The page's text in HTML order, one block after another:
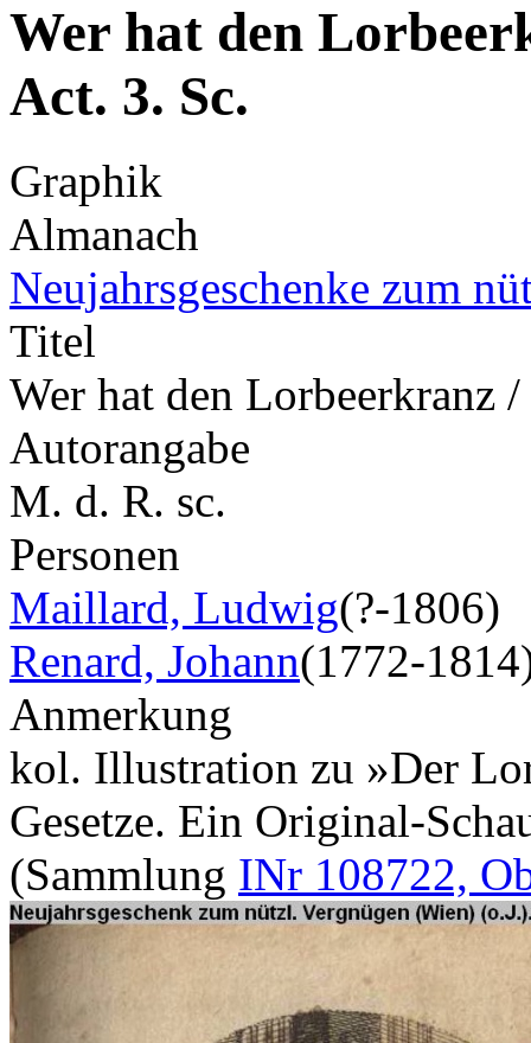
Wer hat den
Act. 3. Sc.
Graphik
Almanach
Neujahrsgeschenke zum
Titel
Wer hat den Lorbeerkranz
Autorangabe
M. d. R. sc.
Personen
Maillard, Ludwig(?-1806)
Renard, Johann(1772-
Anmerkung
kol. Illustration zu »Der
Gesetze. Ein Original-
(Sammlung INr 108722,